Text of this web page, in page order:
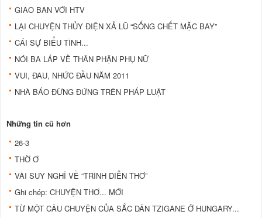
GIAO BAN VỚI HTV
LẠI CHUYỆN THỦY ÐIỆN XẢ LŨ “SỐNG CHẾT MẶC BAY”
CÁI SỰ BIỂU TÌNH...
NÓI BA LÁP VỀ THÂN PHẬN PHỤ NỮ
VUI, ĐAU, NHỨC ĐẦU NĂM 2011
NHÀ BÁO ÐỪNG ÐỨNG TRÊN PHÁP LUẬT
Những tin cũ hơn
26-3
THỜ Ơ
VÀI SUY NGHĨ VỀ “TRÌNH DIỄN THƠ”
Ghi chép: CHUYỆN THƠ... MỚI
TỪ MỘT CÂU CHUYỆN CỦA SẮC DÂN TZIGANE Ở HUNGARY...